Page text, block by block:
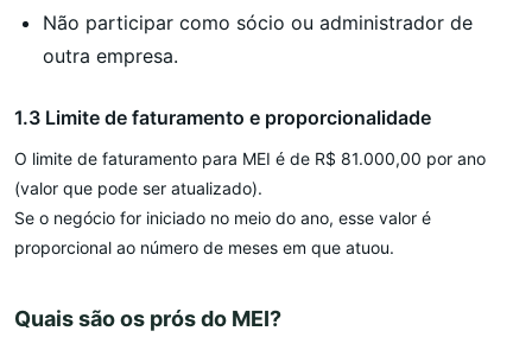
Não participar como sócio ou administrador de
outra empresa.
1.3 Limite de faturamento e proporcionalidade
O limite de faturamento para MEI é de R$ 81.000,00 por ano
(valor que pode ser atualizado).
Se o negócio for iniciado no meio do ano, esse valor é
proporcional ao número de meses em que atuou.
Quais são os prós do MEI?